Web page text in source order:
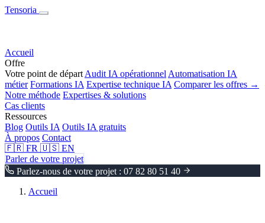
Tensoria
Accueil
Offre
Votre point de départ Audit IA opérationnel Automatisation IA
métier Formations IA Expertise technique IA Comparer les offres →
Notre méthode Expertises & solutions
Cas clients
Ressources
Blog Outils IA Outils IA gratuits
À propos Contact
🇫🇷 FR 🇺🇸 EN
Parler de votre projet
Parlez-nous de votre projet : 07 82 80 51 40
Accueil